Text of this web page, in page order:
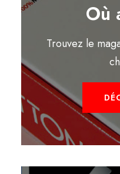
Où
Trouvez le